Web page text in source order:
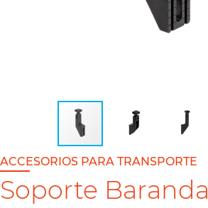
ACCESORIOS PARA TRANSPORTE
Soporte